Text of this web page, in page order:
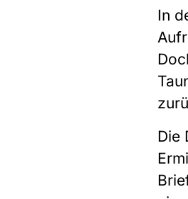
In
Die